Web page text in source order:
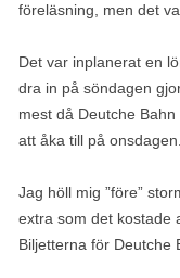
föreläsning, men det
Det var inplanerat en
dra in på söndagen
mest då Deutche
att åka till på onsdagen.
Jag höll mig ”före”
extra som det kostade
Biljetterna för Deutche